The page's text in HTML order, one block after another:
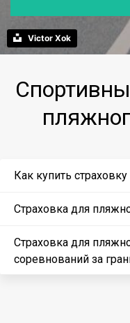
Victor Xok
Как купить
Страховка для
Страховка для
соревнований за